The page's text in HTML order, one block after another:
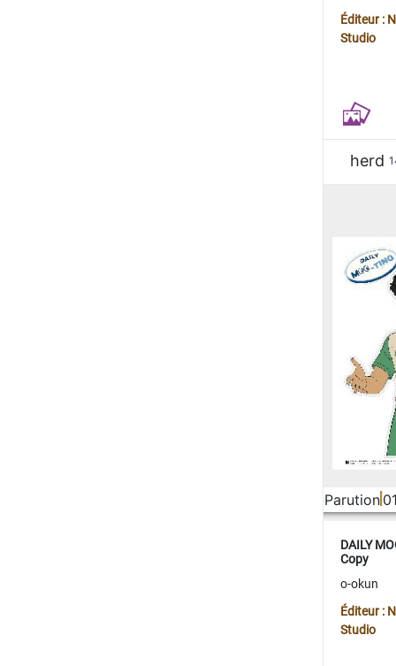
Éditeur :
Studio
herd
Parution
DAILY
Copy
o-okun
Éditeur :
Studio